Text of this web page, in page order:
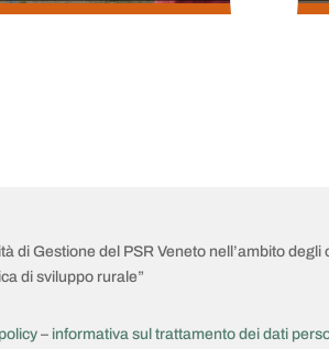
di Gestione del PSR Veneto nell’ambito
di sviluppo rurale”
– informativa sul trattamento dei dati